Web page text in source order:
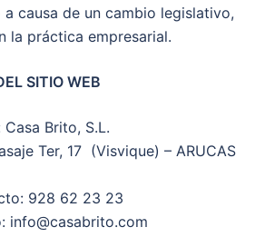
causa de un cambio legislativo,
la práctica empresarial.
SITIO WEB
Brito, S.L.
Ter, 17 (Visvique) – ARUCAS
928 62 23 23
info@casabrito.com